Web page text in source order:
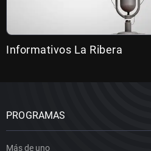
Informativos La Ribera
PROGRAMAS
Más de uno